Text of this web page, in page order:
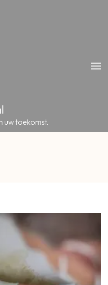
uw toekomst.